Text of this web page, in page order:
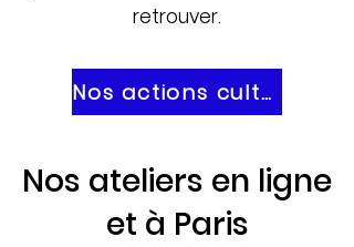
retrouver.
Nos actions culturelles
Nos ateliers en ligne
et à Paris